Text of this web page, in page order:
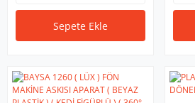
Sepete Ekle